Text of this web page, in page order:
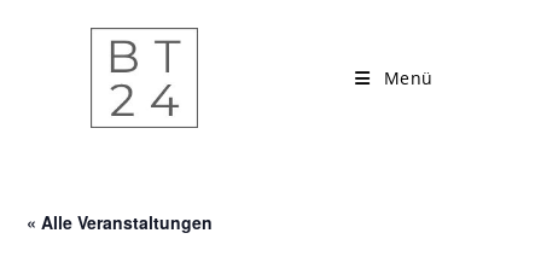
Menü
« Alle Veranstaltungen